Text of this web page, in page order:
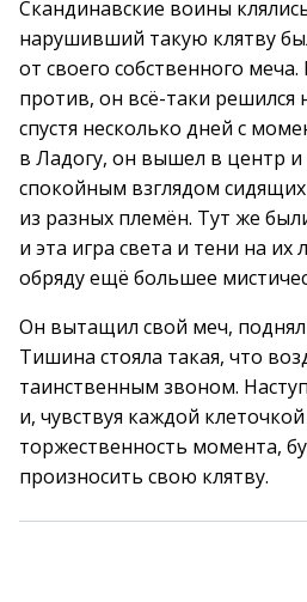
Скандинавские воины
нарушивший такую клятву
от своего собственного меча.
против, он всё-таки решился
спустя несколько дней с
в Ладогу, он вышел в центр и
спокойным взглядом
из разных племён. Тут же
и эта игра света и тени на их
обряду ещё большее
Он вытащил свой меч, поднял
Тишина стояла такая, что
таинственным звоном.
и, чувствуя каждой
торжественность момента,
произносить свою клятву.